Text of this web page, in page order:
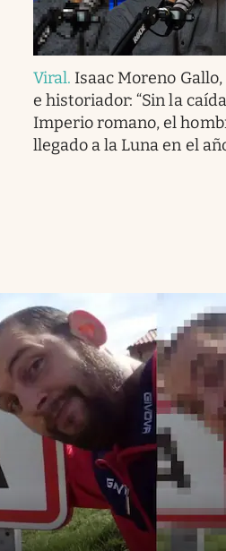
Viral. Isaac Moreno
e historiador: “Sin la
Imperio romano, el
llegado a la Luna en el